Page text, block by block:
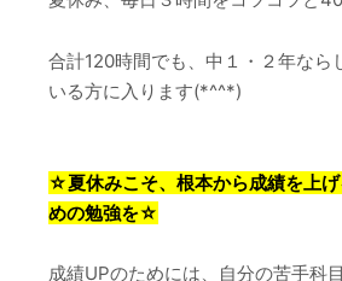
合計120時間でも、中１・２年なら
いる方に入ります(*^^*)
☆夏休みこそ、根本から成績を上
めの勉強を☆
成績UPのためには、自分の苦手科